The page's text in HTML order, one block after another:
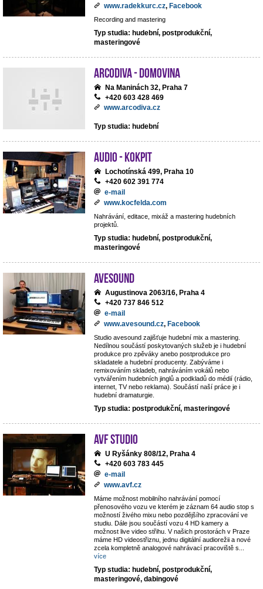
www.radekkurc.cz, Facebook
Recording and mastering
Typ studia: hudební, postprodukční,
masteringové
ArcoDiva - Domovina
Na Maninách 32, Praha 7
+420 603 428 469
www.arcodiva.cz
Typ studia: hudební
Audio - Kokpit
Lochotínská 499, Praha 10
+420 602 391 774
e-mail
www.kocfelda.com
Nahrávání, editace, mixáž a mastering hudebních
projektů.
Typ studia: hudební, postprodukční,
masteringové
avesound
Augustinova 2063/16, Praha 4
+420 737 846 512
e-mail
www.avesound.cz, Facebook
Studio avesound zajišťuje hudební mix a mastering.
Nedílnou součástí poskytovaných služeb je i hudební
produkce pro zpěváky anebo postprodukce pro
skladatele a hudební producenty. Zabýváme i
remixováním skladeb, nahráváním vokálů nebo
vytvářením hudebních jinglů a podkladů do médií (rádio,
internet, TV nebo reklama). Součástí naší práce je i
hudební dramaturgie.
Typ studia: postprodukční, masteringové
AVF STUDIO
U Ryšánky 808/12, Praha 4
+420 603 783 445
e-mail
www.avf.cz
Máme možnost mobilního nahrávání pomocí
přenosového vozu ve kterém je záznam 64 audio stop s
možností živého mixu nebo pozdějšího zpracování ve
studiu. Dále jsou součástí vozu 4 HD kamery a
možnost live video střihu. V našich prostorách v Praze
máme HD videostřiznu, jednu digitální audiorežii a nové
zcela kompletně analogové nahrávací pracoviště s
více
Typ studia: hudební, postprodukční,
masteringové, dabingové